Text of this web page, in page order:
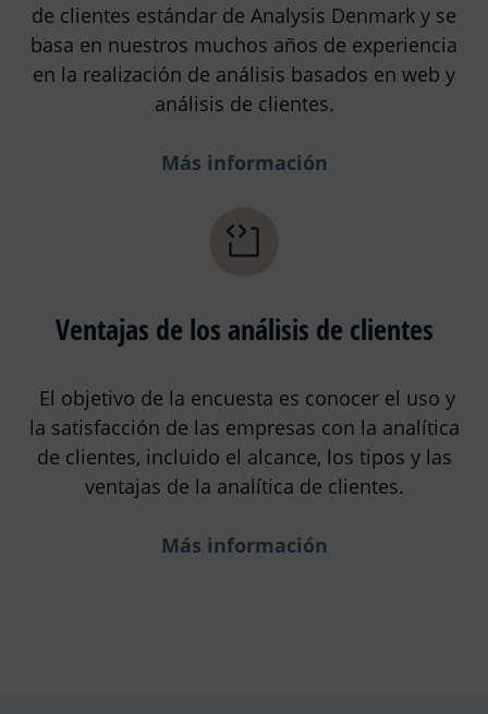
de clientes estándar de Analysis Denmark y se
basa en nuestros muchos años de experiencia
en la realización de análisis basados en web y
análisis de clientes.
Más información
Ventajas de los análisis de clientes
El objetivo de la encuesta es conocer el uso y
la satisfacción de las empresas con la analítica
de clientes, incluido el alcance, los tipos y las
ventajas de la analítica de clientes.
Más información